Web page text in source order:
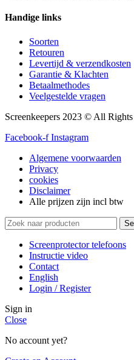
Handige links
Soorten
Retouren
Levertijd & verzendkosten
Garantie & Klachten
Betaalmethodes
Veelgestelde vragen
Screenkeepers 2023 © All Rights
Facebook-f Instagram
Algemene voorwaarden
Privacy
cookies
Disclaimer
Alle prijzen zijn incl btw
Screenprotector telefoons
Instructie video
Contact
English
Login / Register
Sign in
Close
No account yet?